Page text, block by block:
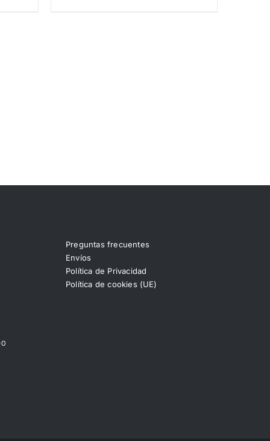
Preguntas frecuentes
Envíos
Política de Privacidad
Política de cookies (UE)